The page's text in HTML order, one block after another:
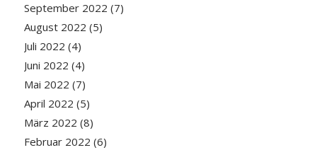
September 2022 (7)
August 2022 (5)
Juli 2022 (4)
Juni 2022 (4)
Mai 2022 (7)
April 2022 (5)
März 2022 (8)
Februar 2022 (6)